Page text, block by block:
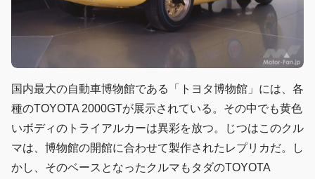
国内最大の自動車博物館である「トヨタ博物館」には、各
種のTOYOTA 2000GTが展示されている。その中でも黄色
いボディのトライアルカーは異彩を放つ。じつはこのクル
マは、博物館の開館に合わせて製作されたレプリカだ。し
かし、そのベースとなったクルマもタダのTOYOTA